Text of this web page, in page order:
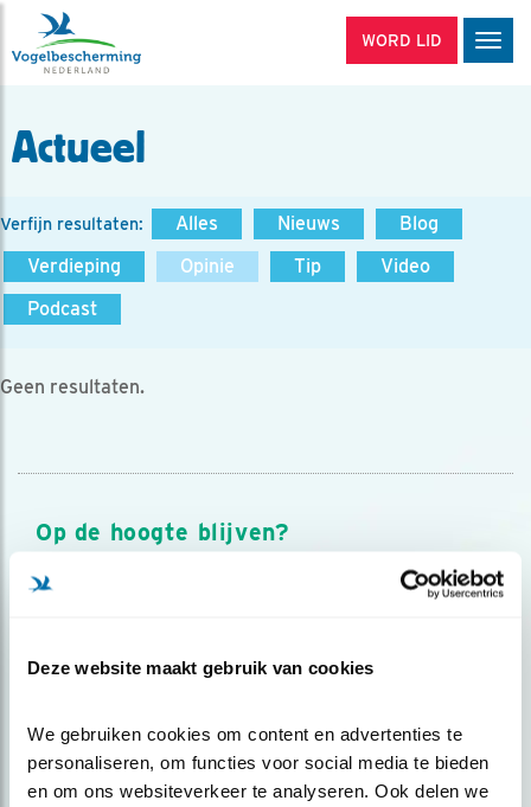
Deze website maakt gebruik van cookies
We gebruiken cookies om content en advertenties te
personaliseren, om functies voor social media te bieden
en om ons websiteverkeer te analyseren. Ook delen we
WORD LID
Actueel
Verfijn resultaten: Alles Nieuws
Blog
Verdieping
Opinie Tip
Video
Podcast
Geen resultaten.
Op de hoogte blijven?
Meld je aan en ontvang nieuws, inspiratie, acties en tips
over vogels en activiteiten van Vogelbescherming.